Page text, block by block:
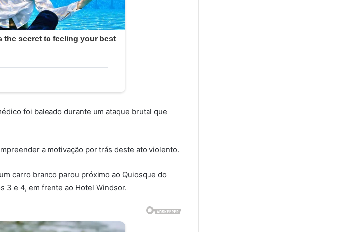
foi baleado durante um ataque brutal que
a motivação por trás deste ato violento.
carro branco parou próximo ao Quiosque do
3 e 4, em frente ao Hotel Windsor.